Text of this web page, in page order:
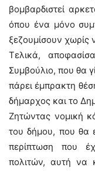
βομβαρδιστεί
όπου ένα μόνο
ξεζουμίσουν χωρίς
Τελικά,
Συμβούλιο, που θα
πάρει έμπρακτη
δήμαρχος και το
Ζητώντας νομική
του δήμου, που θα
περίπτωση που
πολιτών, αυτή να